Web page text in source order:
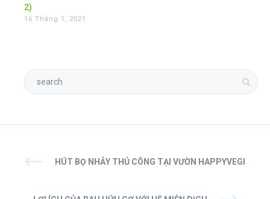
2)
16 Tháng 1, 2021
HÚT BỌ NHẢY THỦ CÔNG TẠI VƯỜN HAPPYVEGI